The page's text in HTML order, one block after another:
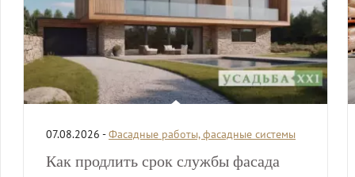
07.08.2026 -Фасадные работы, фасадные системы
Как продлить срок службы фасада